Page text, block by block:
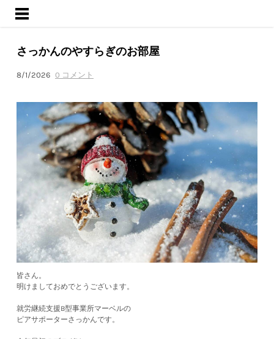
ようこそ
活動内容
ブログ
さっかんのやすらぎのお部屋
8/1/2026 0 コメント
皆さん。
明けましておめでとうございます。
就労継続支援B型事業所マーベルの
ピアサポーターさっかんです。